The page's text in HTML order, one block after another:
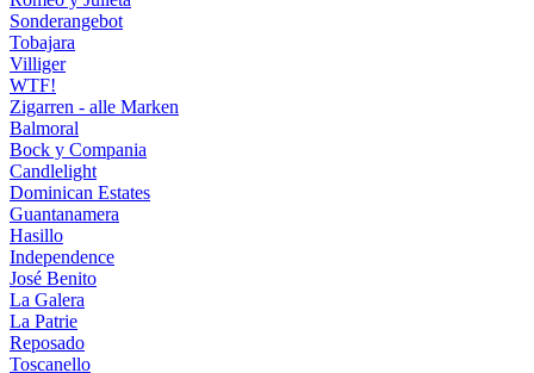
Sonderangebot
Tobajara
Villiger
WTF!
Zigarren - alle Marken
Balmoral
Bock y Compania
Candlelight
Dominican Estates
Guantanamera
Hasillo
Independence
José Benito
La Galera
La Patrie
Reposado
Toscanello